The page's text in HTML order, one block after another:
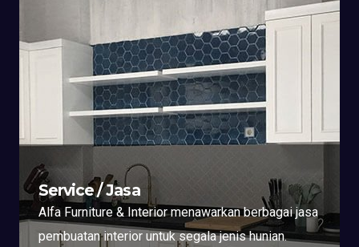
Service / Jasa
Alfa Furniture & Interior menawarkan berbagai jasa
pembuatan interior untuk segala jenis hunian.